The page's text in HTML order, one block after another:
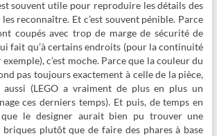
souvent utile pour reproduire les détails des
reconnaître. Et c’est souvent pénible. Parce
coupés avec trop de marge de sécurité de
fait qu’à certains endroits (pour la continuité
c’est moche. Parce que la couleur du
pas toujours exactement à celle de la pièce,
(LEGO a vraiment de plus en plus un
ces derniers temps). Et puis, de temps en
le designer aurait bien pu trouver une
plutôt que de faire des phares à base